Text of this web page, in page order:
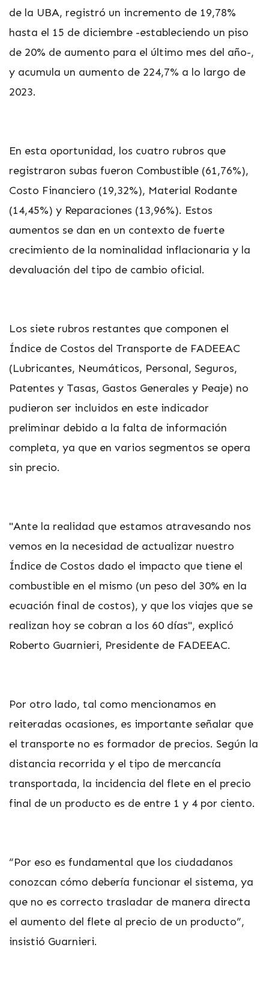
de la UBA, registró un incremento de 19,78%
hasta el 15 de diciembre -estableciendo un piso
de 20% de aumento para el último mes del año-,
y acumula un aumento de 224,7% a lo largo de
2023.
En esta oportunidad, los cuatro rubros que
registraron subas fueron Combustible (61,76%),
Costo Financiero (19,32%), Material Rodante
(14,45%) y Reparaciones (13,96%). Estos
aumentos se dan en un contexto de fuerte
crecimiento de la nominalidad inflacionaria y la
devaluación del tipo de cambio oficial.
Los siete rubros restantes que componen el
Índice de Costos del Transporte de FADEEAC
(Lubricantes, Neumáticos, Personal, Seguros,
Patentes y Tasas, Gastos Generales y Peaje) no
pudieron ser incluidos en este indicador
preliminar debido a la falta de información
completa, ya que en varios segmentos se opera
sin precio.
"Ante la realidad que estamos atravesando nos
vemos en la necesidad de actualizar nuestro
Índice de Costos dado el impacto que tiene el
combustible en el mismo (un peso del 30% en la
ecuación final de costos), y que los viajes que se
realizan hoy se cobran a los 60 días", explicó
Roberto Guarnieri, Presidente de FADEEAC.
Por otro lado, tal como mencionamos en
reiteradas ocasiones, es importante señalar que
el transporte no es formador de precios. Según la
distancia recorrida y el tipo de mercancía
transportada, la incidencia del flete en el precio
final de un producto es de entre 1 y 4 por ciento.
“Por eso es fundamental que los ciudadanos
conozcan cómo debería funcionar el sistema, ya
que no es correcto trasladar de manera directa
el aumento del flete al precio de un producto”,
insistió Guarnieri.